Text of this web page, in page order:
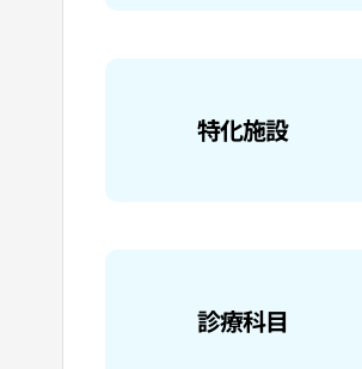
特化施設
診療科目